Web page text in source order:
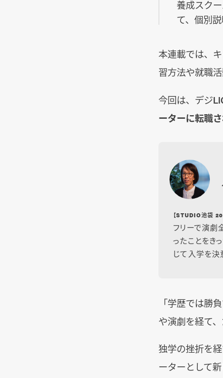
養成スク
て、個別
本連載では、
習方法や就職
今回は、デジ
ーターに転職
【STUDIO池袋
フリーで演劇
ったことをき
じて入学を決
「学歴では勝
や演劇を経て
独学の挫折を
ーターとして